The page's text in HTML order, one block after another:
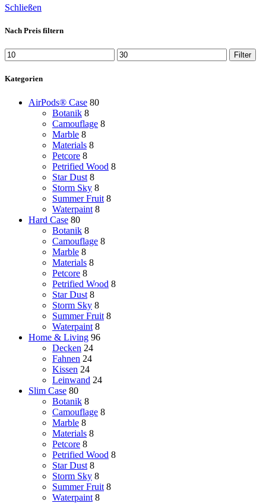
Schließen
Nach Preis filtern
Min.
Preis
Max.
Preis
Filter
Kategorien
AirPods® Case 80
Botanik 8
Camouflage 8
Marble 8
Materials 8
Petcore 8
Petrified Wood 8
Star Dust 8
Storm Sky 8
Summer Fruit 8
Waterpaint 8
Hard Case 80
Botanik 8
Camouflage 8
Marble 8
Materials 8
Petcore 8
Petrified Wood 8
Star Dust 8
Storm Sky 8
Summer Fruit 8
Waterpaint 8
Home & Living 96
Decken 24
Fahnen 24
Kissen 24
Leinwand 24
Slim Case 80
Botanik 8
Camouflage 8
Marble 8
Materials 8
Petcore 8
Petrified Wood 8
Star Dust 8
Storm Sky 8
Summer Fruit 8
Waterpaint 8